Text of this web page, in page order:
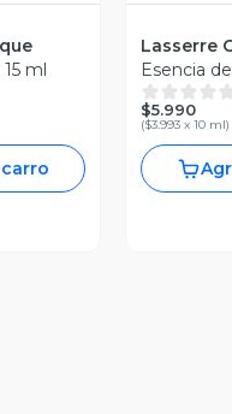
ml
Lasserre
Esencia
$5.990
($3.993 x 10 ml)